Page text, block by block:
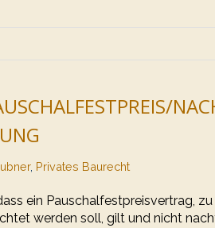
, Privates Baurecht
ein Pauschalfestpreisvertrag, zu
werden soll, gilt und nicht